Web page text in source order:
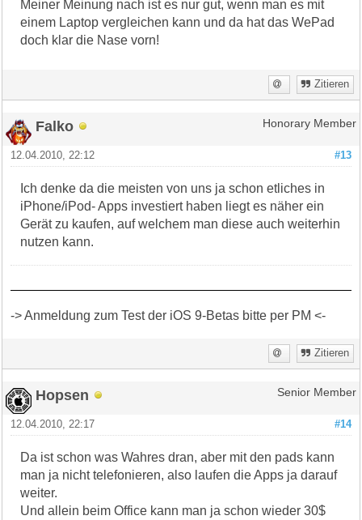
Meiner Meinung nach ist es nur gut, wenn man es mit
einem Laptop vergleichen kann und da hat das WePad
doch klar die Nase vorn!
Zitieren
Falko Honorary Member
#13
12.04.2010, 22:12
Ich denke da die meisten von uns ja schon etliches in
iPhone/iPod- Apps investiert haben liegt es näher ein
Gerät zu kaufen, auf welchem man diese auch weiterhin
nutzen kann.
-> Anmeldung zum Test der iOS 9-Betas bitte per PM <-
Zitieren
Hopsen Senior Member
#14
12.04.2010, 22:17
Da ist schon was Wahres dran, aber mit den pads kann
man ja nicht telefonieren, also laufen die Apps ja darauf
weiter.
Und allein beim Office kann man ja schon wieder 30$